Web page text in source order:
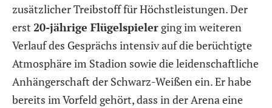
zusätzlicher Treibstoff für Höchstleistungen. Der
erst 20-jährige Flügelspieler ging im weiteren
Verlauf des Gesprächs intensiv auf die berüchtigte
Atmosphäre im Stadion sowie die leidenschaftliche
Anhängerschaft der Schwarz-Weißen ein. Er habe
bereits im Vorfeld gehört, dass in der Arena eine